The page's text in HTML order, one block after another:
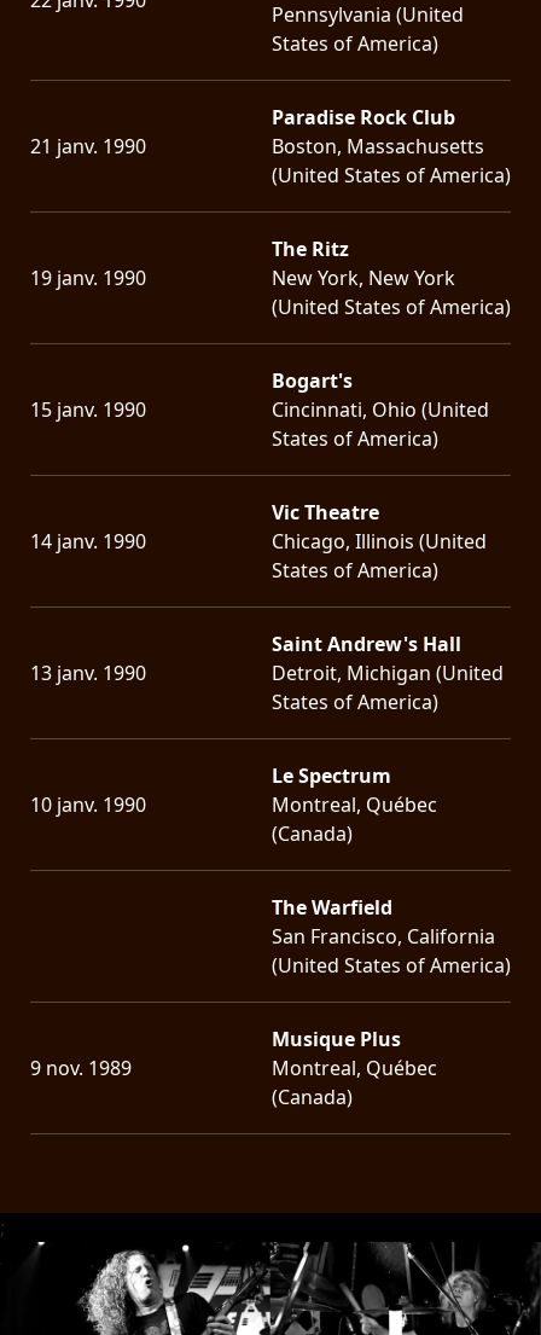
Pennsylvania (United
States of America)
21 janv. 1990
Paradise Rock Club
Boston, Massachusetts
(United States of America)
19 janv. 1990
The Ritz
New York, New York
(United States of America)
15 janv. 1990
Bogart's
Cincinnati, Ohio (United
States of America)
14 janv. 1990
Vic Theatre
Chicago, Illinois (United
States of America)
13 janv. 1990
Saint Andrew's Hall
Detroit, Michigan (United
States of America)
10 janv. 1990
Le Spectrum
Montreal, Québec
(Canada)
The Warfield
San Francisco, California
(United States of America)
9 nov. 1989
Musique Plus
Montreal, Québec
(Canada)
;